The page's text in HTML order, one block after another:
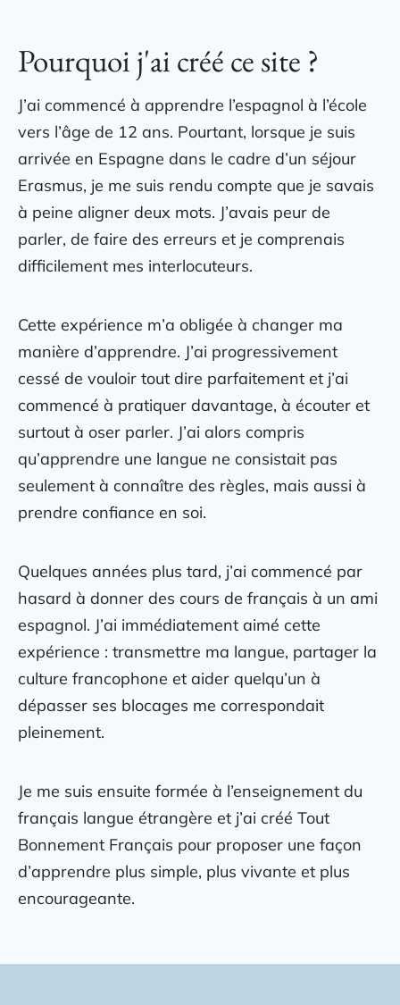
Pourquoi j'ai créé ce site ?
J’ai commencé à apprendre l’espagnol à l’école
vers l’âge de 12 ans. Pourtant, lorsque je suis
arrivée en Espagne dans le cadre d’un séjour
Erasmus, je me suis rendu compte que je savais
à peine aligner deux mots. J’avais peur de
parler, de faire des erreurs et je comprenais
difficilement mes interlocuteurs.
Cette expérience m’a obligée à changer ma
manière d’apprendre. J’ai progressivement
cessé de vouloir tout dire parfaitement et j’ai
commencé à pratiquer davantage, à écouter et
surtout à oser parler. J’ai alors compris
qu’apprendre une langue ne consistait pas
seulement à connaître des règles, mais aussi à
prendre confiance en soi.
Quelques années plus tard, j’ai commencé par
hasard à donner des cours de français à un ami
espagnol. J’ai immédiatement aimé cette
expérience : transmettre ma langue, partager la
culture francophone et aider quelqu’un à
dépasser ses blocages me correspondait
pleinement.
Je me suis ensuite formée à l’enseignement du
français langue étrangère et j’ai créé Tout
Bonnement Français pour proposer une façon
d’apprendre plus simple, plus vivante et plus
encourageante.